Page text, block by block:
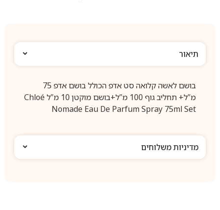
תיאור
בושם לאשה קלואה סט אדפ הכולל בושם אדפ 75
מ”ל+ תחליב גוף 100 מ”ל+בושם מוקטן 10 מ”ל Chloé
Nomade Eau De Parfum Spray 75ml Set
מדיניות משלוחים